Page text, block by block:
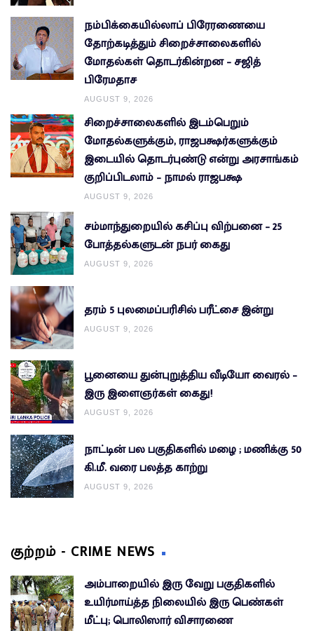
நம்பிக்கையில்லாப் பிரேரணையை
தோற்கடித்தும் சிறைச்சாலைகளில்
மோதல்கள் தொடர்கின்றன – சஜித்
பிரேமதாச
AUGUST 9, 2026
சிறைச்சாலைகளில் இடம்பெறும்
மோதல்களுக்கும், ராஜபக்ஷர்களுக்கும்
இடையில் தொடர்புண்டு என்று அரசாங்கம்
குறிப்பிடலாம் – நாமல் ராஜபக்ஷ
AUGUST 9, 2026
சம்மாந்துறையில் கசிப்பு விற்பனை – 25
போத்தல்களுடன் நபர் கைது
AUGUST 9, 2026
தரம் 5 புலமைப்பரிசில் பரீட்சை இன்று
AUGUST 9, 2026
பூனையை துன்புறுத்திய வீடியோ வைரல் –
இரு இளைஞர்கள் கைது!
AUGUST 9, 2026
நாட்டின் பல பகுதிகளில் மழை ; மணிக்கு 50
கி.மீ. வரை பலத்த காற்று
AUGUST 9, 2026
குற்றம் - CRIME NEWS
அம்பாறையில் இரு வேறு பகுதிகளில்
உயிர்மாய்த்த நிலையில் இரு பெண்கள்
மீட்பு; பொலிஸார் விசாரணை